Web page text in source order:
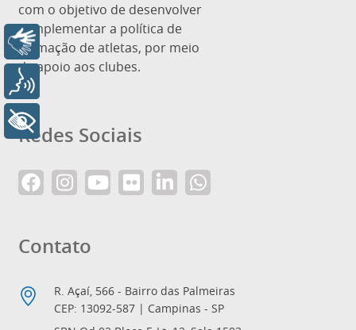
com o objetivo de desenvolver
e implementar a política de
formação de atletas, por meio
de apoio aos clubes.
Redes Sociais
Contato
R. Açaí, 566 - Bairro das Palmeiras
CEP: 13092-587 | Campinas - SP
Libras